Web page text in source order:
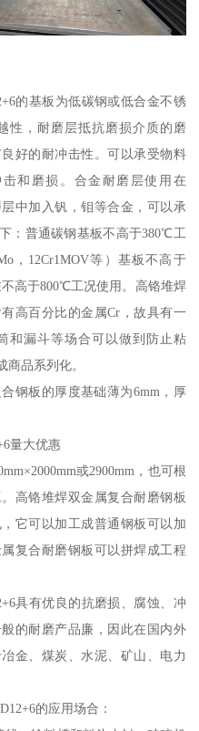
的基板为低碳钢或低合金不锈
性，耐磨层抵抗磨损介质的磨
好的耐冲击性。可以承受物料
和磨损。合金耐磨层使用在
中加入钒，钼等合金，可以承
：普通碳钢基板不高于380℃工
，12Cr1MOV等）基板不高于
高于800℃工况使用。高铬堆焊
高百分比的金属Cr，故具有一
和漏斗等场合可以做到防止粘
品系列化。
钢板的厚度基础薄为6mm，厚
量大优惠
或2900mm，也可根
高铬堆焊双金属复合耐磨钢板
它可以加工成普通钢板可以加
复合耐磨钢板可以拼焊成工程
具有优良的抗磨损、腐蚀、冲
的耐磨产品廉，因此在国内外
金、煤炭、水泥、矿山、电力
的应用场合：